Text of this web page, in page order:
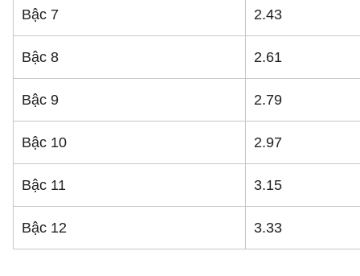
Bậc 7 2.43
Bậc 8 2.61
Bậc 9 2.79
Bậc 10 2.97
Bậc 11 3.15
Bậc 12 3.33